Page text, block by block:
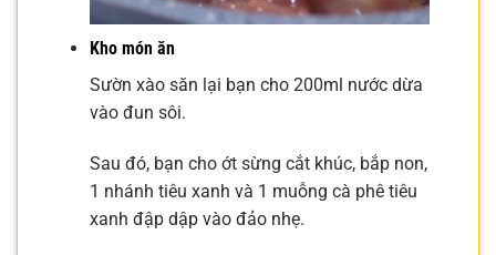
Kho món ăn
Sườn xào săn lại bạn cho 200ml nước dừa
vào đun sôi.
Sau đó, bạn cho ớt sừng cắt khúc, bắp non,
1 nhánh tiêu xanh và 1 muỗng cà phê tiêu
xanh đập dập vào đảo nhẹ.